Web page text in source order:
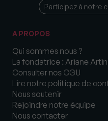
Participez à notre
A PROPOS
Qui sommes nous ?
La fondatrice : Ariane
Consulter nos CGU
Lire notre politique de
Nous soutenir
Rejoindre notre équipe
Nous contacter